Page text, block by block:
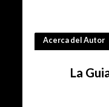
Acerca del Autor
La